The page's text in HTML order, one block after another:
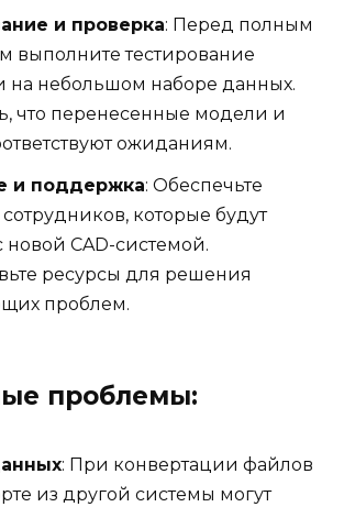
и проверка: Перед полным
выполните тестирование
на небольшом наборе данных.
что перенесенные модели и
ожиданиям.
и поддержка: Обеспечьте
которые будут
новой CAD-системой.
ресурсы для решения
проблем.
проблемы:
: При конвертации файлов
из другой системы могут